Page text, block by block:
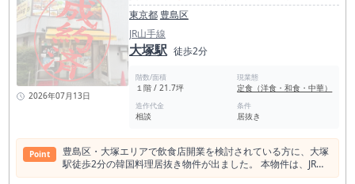
2026年07月13日
東京都 豊島区
JR山手線
大塚駅 徒歩2分
階数/面積
１階 / 21.7坪
現業態
定食（洋食・和食・中華）
造作代金
相談
条件
居抜き
Point
豊島区・大塚エリアで飲食店開業を検討されている方に、大塚
駅徒歩2分の韓国料理居抜き物件が出ました。 本物件は、JR山
手線「大塚駅」から徒歩2分、サンモール大塚商店街沿いの角